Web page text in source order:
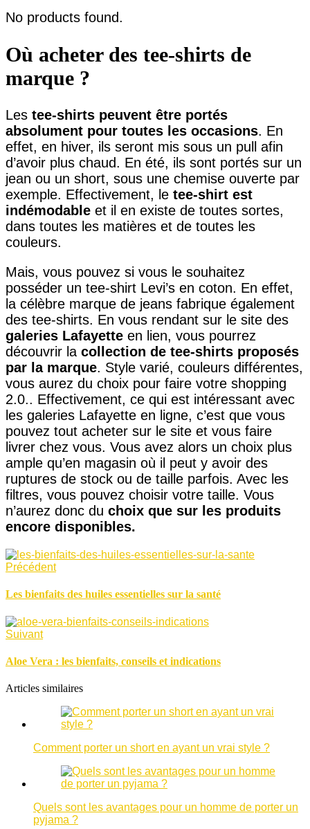
No products found.
Où acheter des tee-shirts de
marque ?
Les tee-shirts peuvent être portés
absolument pour toutes les occasions. En
effet, en hiver, ils seront mis sous un pull afin
d’avoir plus chaud. En été, ils sont portés sur un
jean ou un short, sous une chemise ouverte par
exemple. Effectivement, le tee-shirt est
indémodable et il en existe de toutes sortes,
dans toutes les matières et de toutes les
couleurs.
Mais, vous pouvez si vous le souhaitez
posséder un tee-shirt Levi’s en coton. En effet,
la célèbre marque de jeans fabrique également
des tee-shirts. En vous rendant sur le site des
galeries Lafayette en lien, vous pourrez
découvrir la collection de tee-shirts proposés
par la marque. Style varié, couleurs différentes,
vous aurez du choix pour faire votre shopping
2.0.. Effectivement, ce qui est intéressant avec
les galeries Lafayette en ligne, c’est que vous
pouvez tout acheter sur le site et vous faire
livrer chez vous. Vous avez alors un choix plus
ample qu’en magasin où il peut y avoir des
ruptures de stock ou de taille parfois. Avec les
filtres, vous pouvez choisir votre taille. Vous
n’aurez donc du choix que sur les produits
encore disponibles.
Précédent
Les bienfaits des huiles essentielles sur la santé
Suivant
Aloe Vera : les bienfaits, conseils et indications
Articles similaires
Comment porter un short en ayant un vrai style ?
Quels sont les avantages pour un homme de porter un
pyjama ?